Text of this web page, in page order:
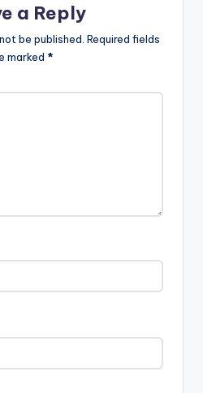
a Reply
be published. Required fields
marked *